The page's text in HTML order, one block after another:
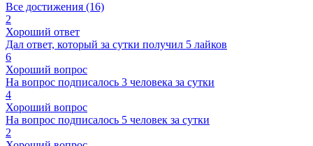
Все достижения (16)
2
Хороший ответ
Дал ответ, который за сутки получил 5 лайков
6
Хороший вопрос
На вопрос подписалось 3 человека за сутки
4
Хороший вопрос
На вопрос подписалось 5 человек за сутки
2